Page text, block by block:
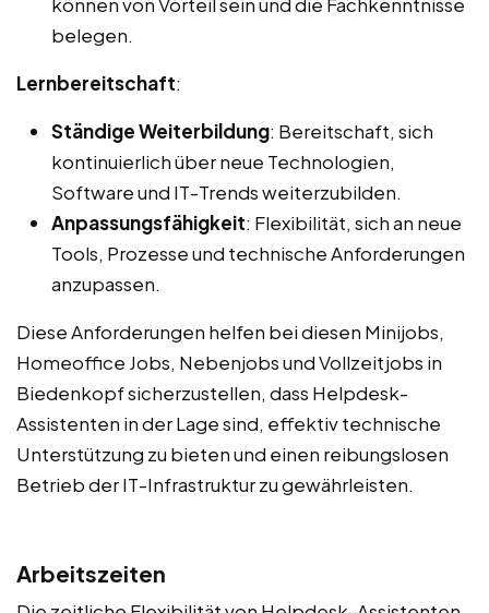
belegen.
Lernbereitschaft:
Ständige Weiterbildung: Bereitschaft, sich
kontinuierlich über neue Technologien,
Software und IT-Trends weiterzubilden.
Anpassungsfähigkeit: Flexibilität, sich an neue
Tools, Prozesse und technische Anforderungen
anzupassen.
Diese Anforderungen helfen bei diesen Minijobs,
Homeoffice Jobs, Nebenjobs und Vollzeitjobs in
Biedenkopf sicherzustellen, dass Helpdesk-
Assistenten in der Lage sind, effektiv technische
Unterstützung zu bieten und einen reibungslosen
Betrieb der IT-Infrastruktur zu gewährleisten.
Arbeitszeiten